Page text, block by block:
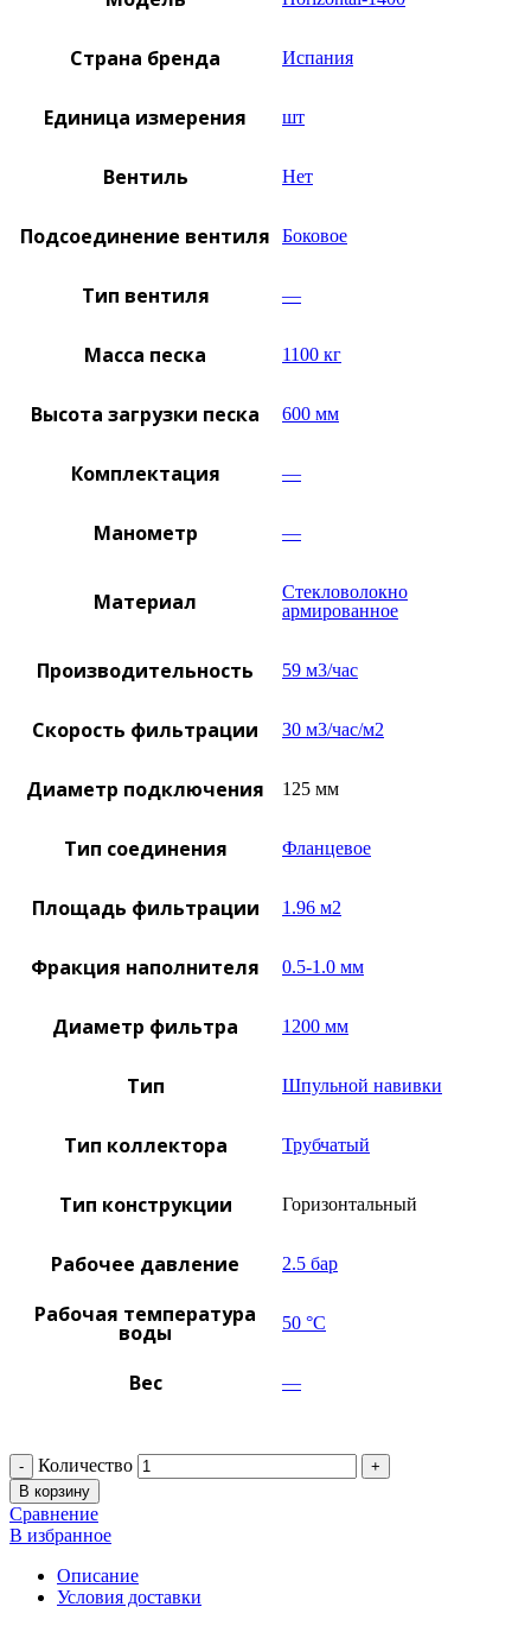
Страна бренда Испания
Единица измерения шт
Вентиль Нет
Подсоединение вентиля Боковое
Тип вентиля —
Масса песка 1100 кг
Высота загрузки песка 600 мм
Комплектация —
Манометр —
Материал
Стекловолокно
армированное
Производительность 59 м3/час
Скорость фильтрации 30 м3/час/м2
Диаметр подключения 125 мм
Тип соединения Фланцевое
Площадь фильтрации 1.96 м2
Фракция наполнителя 0.5-1.0 мм
Диаметр фильтра 1200 мм
Тип Шпульной навивки
Тип коллектора Трубчатый
Тип конструкции Горизонтальный
Рабочее давление 2.5 бар
Рабочая температура
воды 50 °C
Вес —
Количество
В корзину
Сравнение
В избранное
Описание
Условия доставки